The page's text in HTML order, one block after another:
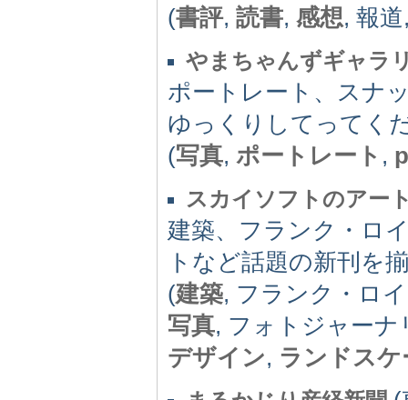
(書評, 読書, 感想, 報
やまちゃんずギャラ
ポートレート、スナ
ゆっくりしてってく
(写真, ポートレート ,
スカイソフトのアー
建築、フランク・ロ
トなど話題の新刊を
(建築, フランク・ロ
写真, フォトジャー
デザイン, ランドスケ